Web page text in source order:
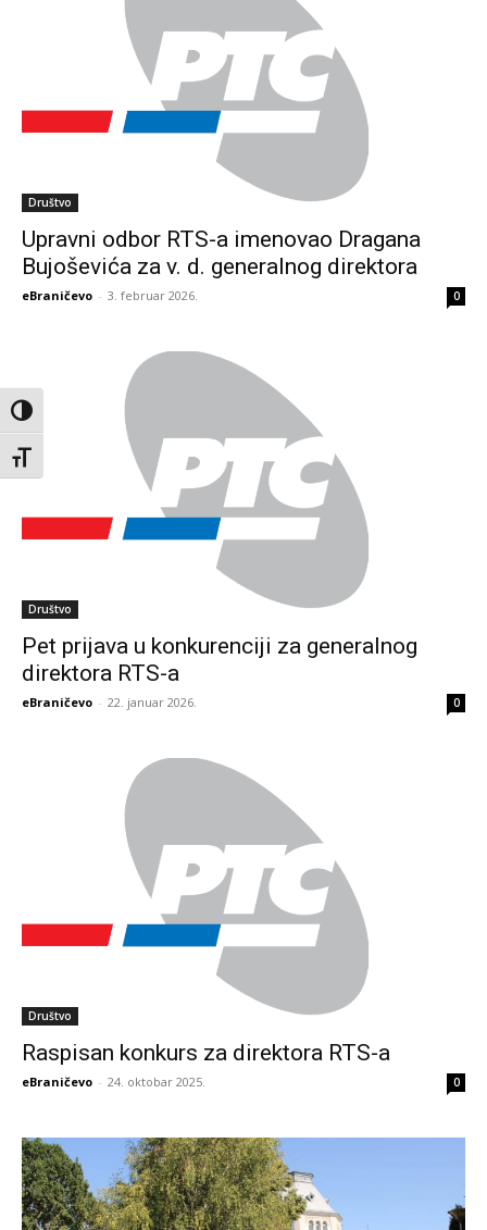
Toggle High Contrast
Toggle Font size
Društvo
Upravni odbor RTS-a imenovao Dragana
Bujoševića za v. d. generalnog direktora
eBraničevo - 3. februar 2026. 0
Društvo
Pet prijava u konkurenciji za generalnog
direktora RTS-a
eBraničevo - 22. januar 2026. 0
Društvo
Raspisan konkurs za direktora RTS-a
eBraničevo - 24. oktobar 2025. 0